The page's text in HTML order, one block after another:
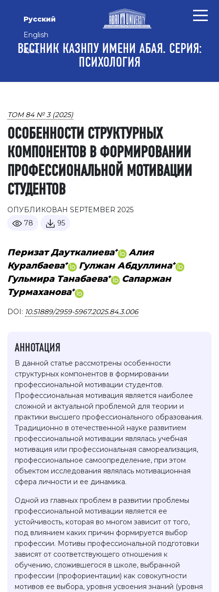
Русский
English
Қазақ
ВЕСТНИК КАЗНПУ ИМЕНИ АБАЯ. СЕРИЯ:
ПСИХОЛОГИЯ
ТОМ 84 № 3 (2025)
ОСОБЕННОСТИ СТРУКТУРНЫХ
КОМПОНЕНТОВ В ФОРМИРОВАНИИ
ПРОФЕССИОНАЛЬНОЙ МОТИВАЦИИ
СТУДЕНТОВ
ОПУБЛИКОВАН SEPTEMBER 2025
78
95
Перизат Дауткалиева+
Алия
Куралбаева+ Гулжан Абдуллина+
Гульмира Танабаева+
Сапаржан
Турмаханова+
DOI: 10.51889/2959-5967.2025.84.3.006
АННОТАЦИЯ
В данной статье рассмотрены особенности
структурных компонентов в формировании
профессиональной мотивации студентов.
Профессиональная мотивация является наиболее
сложной и актуальной проблемой для теории и
практики высшего профессионального образования.
Традиционно в отечественной науке развитием
профессиональной мотивации являлась учебная
мотивация или профессиональная самореализация,
профессиональное самоопределение, при этом
объектом исследования являлась мотивационная
сфера личности и ее динамика.
Одной из главных проблем в развитии проблемы
профессиональной мотивации является ее
устойчивость, которая во многом зависит от того,
под влиянием каких причин формируется выбор
профессии. Мотивы профессиональной подготовки
зависят от соответствующего отношения к
обучению, сложившегося в школе, выбранной
профессии (профориентации) как совокупности
мотивов ее выбора, уровня усвоения знаний (уровня